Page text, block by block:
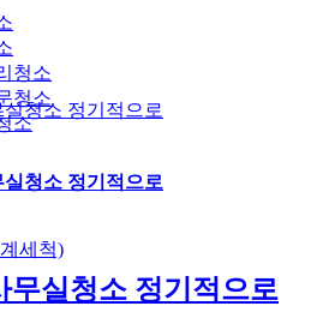
청소
청소
소
세척)
청소 정기적으로
청소 정기적으로
무실청소 정기적으로